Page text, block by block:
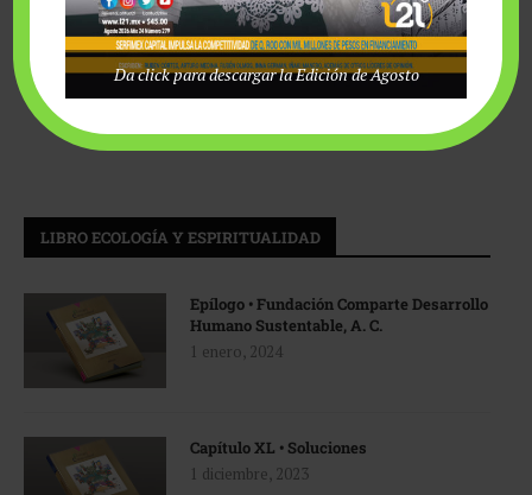
LIBRO ECOLOGÍA Y ESPIRITUALIDAD
Epílogo • Fundación Comparte Desarrollo
Humano Sustentable, A. C.
1 enero, 2024
Capítulo XL • Soluciones
1 diciembre, 2023
Da click para descargar la Edición de Agosto